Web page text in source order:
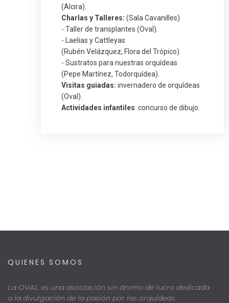
(Alcira).
Charlas y Talleres: (Sala Cavanilles)
- Taller de transplantes (Oval).
- Laelias y Cattleyas
(Rubén Velázquez, Flora del Trópico).
- Sustratos para nuestras orquídeas
(Pepe Martínez, Todorquídea).
Visitas guiadas: invernadero de orquídeas
(Oval).
Actividades infantiles: concurso de dibujo.
QUIENES SOMOS
La OVAL es una asociación sin ánimo de lucro dedicada
a la divulgación de la pasión por las orquídeas.